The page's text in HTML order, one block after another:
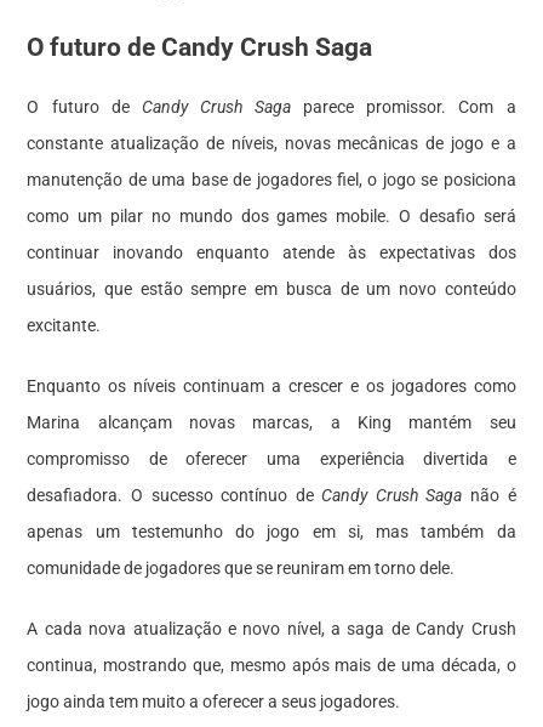
O futuro de Candy Crush Saga
O futuro de Candy Crush Saga parece promissor. Com a
constante atualização de níveis, novas mecânicas de jogo e a
manutenção de uma base de jogadores fiel, o jogo se posiciona
como um pilar no mundo dos games mobile. O desafio será
continuar inovando enquanto atende às expectativas dos
usuários, que estão sempre em busca de um novo conteúdo
excitante.
Enquanto os níveis continuam a crescer e os jogadores como
Marina alcançam novas marcas, a King mantém seu
compromisso de oferecer uma experiência divertida e
desafiadora. O sucesso contínuo deCandy Crush Saga não é
apenas um testemunho do jogo em si, mas também da
comunidade de jogadores que se reuniram em torno dele.
A cada nova atualização e novo nível, a saga de Candy Crush
continua, mostrando que, mesmo após mais de uma década, o
jogo ainda tem muito a oferecer a seus jogadores.